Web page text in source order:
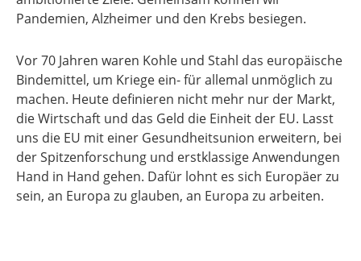
Pandemien, Alzheimer und den Krebs besiegen.
Vor 70 Jahren waren Kohle und Stahl das europäische
Bindemittel, um Kriege ein- für allemal unmöglich zu
machen. Heute definieren nicht mehr nur der Markt,
die Wirtschaft und das Geld die Einheit der EU. Lasst
uns die EU mit einer Gesundheitsunion erweitern, bei
der Spitzenforschung und erstklassige Anwendungen
Hand in Hand gehen. Dafür lohnt es sich Europäer zu
sein, an Europa zu glauben, an Europa zu arbeiten.